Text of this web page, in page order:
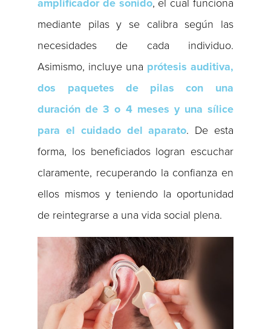
amplificador de sonido, el cual funciona
mediante pilas y se calibra según las
necesidades de cada individuo.
Asimismo, incluye una prótesis auditiva,
dos paquetes de pilas con una
duración de 3 o 4 meses y una sílice
para el cuidado del aparato. De esta
forma, los beneficiados logran escuchar
claramente, recuperando la confianza en
ellos mismos y teniendo la oportunidad
de reintegrarse a una vida social plena.